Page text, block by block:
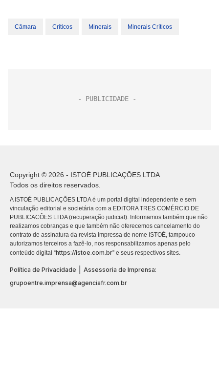
Câmara Críticos Minerais Minerais Críticos
Copyright © 2026 - ISTOÉ PUBLICAÇÕES LTDA
Todos os direitos reservados.
A ISTOÉ PUBLICAÇÕES LTDA é um portal digital independente e sem
vinculação editorial e societária com a EDITORA TRES COMÉRCIO DE
PUBLICACÕES LTDA (recuperação judicial). Informamos também que não
realizamos cobranças e que também não oferecemos cancelamento do
contrato de assinatura da revista impressa de nome ISTOÉ, tampouco
autorizamos terceiros a fazê-lo, nos responsabilizamos apenas pelo
conteúdo digital “https://istoe.com.br” e seus respectivos sites.
Política de Privacidade
Assessoria de Imprensa:
grupoentre.imprensa@agenciafr.com.br